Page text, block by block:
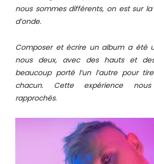
nous sommes différents, on est sur
d’onde.
Composer et écrire un album a été
nous deux, avec des hauts et
beaucoup porté l’un l’autre pour
chacun. Cette expérience
rapprochés.